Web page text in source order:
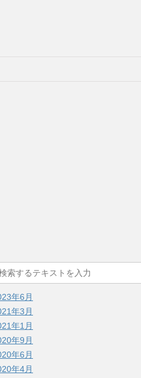
年6月
年3月
年1月
年9月
年6月
年4月